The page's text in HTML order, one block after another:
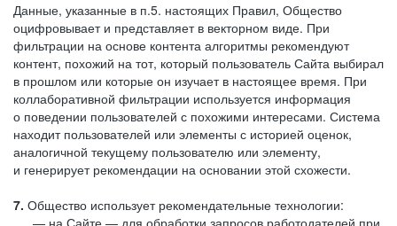
Данные, указанные в п.5. настоящих Правил, Общество
оцифровывает и представляет в векторном виде. При
фильтрации на основе контента алгоритмы рекомендуют
контент, похожий на тот, который пользователь Сайта выбирал
в прошлом или которые он изучает в настоящее время. При
коллаборативной фильтрации используется информация
о поведении пользователей с похожими интересами. Система
находит пользователей или элементы с историей оценок,
аналогичной текущему пользователю или элементу,
и генерирует рекомендации на основании этой схожести.
7. Общество использует рекомендательные технологии:
на Сайте — для обработки запросов работодателей при